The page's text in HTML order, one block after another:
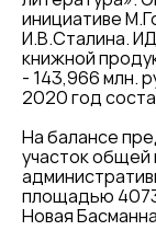
инициативе
И.В.Сталина.
книжной
- 143,966 млн.
2020 год
На балансе
участок общей
площадью
Новая